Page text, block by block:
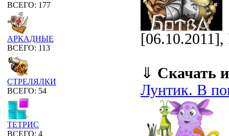
ВСЕГО: 177
АРКАДНЫЕ
ВСЕГО: 113
СТРЕЛЯЛКИ
ВСЕГО: 54
ТЕТРИС
ВСЕГО: 4
[06.10.2011],
⇓ Скачать
Лунтик. В